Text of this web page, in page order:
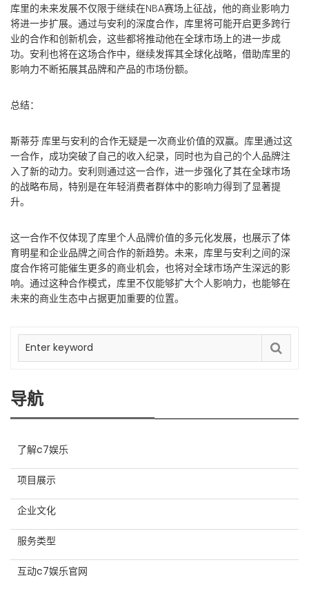
库里的未来发展不仅限于继续在NBA赛场上征战，他的商业影响力
将进一步扩展。通过与安利的深度合作，库里将可能开启更多跨行
业的合作和创新机会，这些都将推动他在全球市场上的进一步成
功。安利也将在这场合作中，继续发挥其全球化战略，借助库里的
影响力不断拓展其品牌和产品的市场份额。
总结：
斯蒂芬·库里与安利的合作无疑是一次商业价值的双赢。库里通过这
一合作，成功突破了自己的收入纪录，同时也为自己的个人品牌注
入了新的动力。安利则通过这一合作，进一步强化了其在全球市场
的战略布局，特别是在年轻消费者群体中的影响力得到了显著提
升。
这一合作不仅体现了库里个人品牌价值的多元化发展，也展示了体
育明星和企业品牌之间合作的新趋势。未来，库里与安利之间的深
度合作将可能催生更多的商业机会，也将对全球市场产生深远的影
响。通过这种合作模式，库里不仅能够扩大个人影响力，也能够在
未来的商业生态中占据更加重要的位置。
导航
了解c7娱乐
项目展示
企业文化
服务类型
互动c7娱乐官网